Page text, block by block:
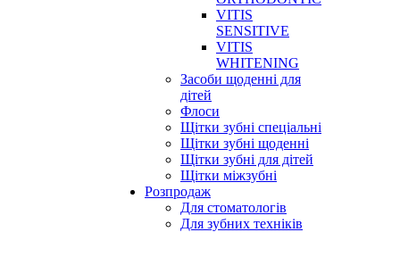
VITIS
SENSITIVE
VITIS
WHITENING
Засоби щоденні для
дітей
Флоси
Щітки зубні спеціальні
Щітки зубні щоденні
Щітки зубні для дітей
Щітки міжзубні
Розпродаж
Для стоматологів
Для зубних техніків